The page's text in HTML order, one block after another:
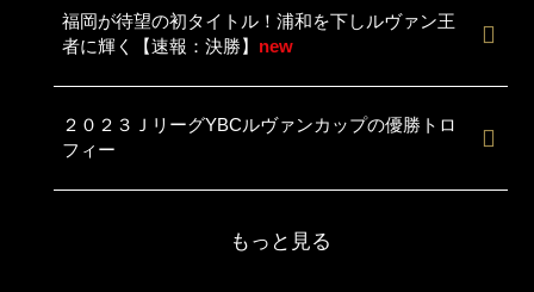
福岡が待望の初タイトル！浦和を下しルヴァン王
者に輝く【速報：決勝】 new
２０２３ＪリーグYBCルヴァンカップの優勝トロ
フィー
もっと見る